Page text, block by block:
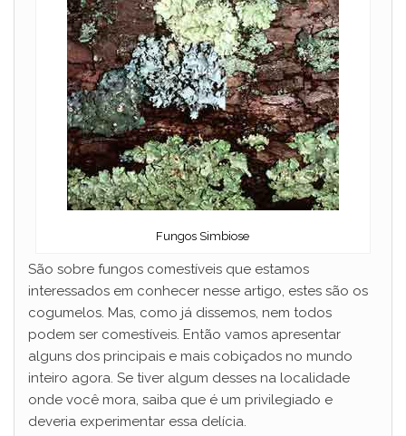
Fungos Simbiose
São sobre fungos comestíveis que estamos
interessados ​​em conhecer nesse artigo, estes são os
cogumelos. Mas, como já dissemos, nem todos
podem ser comestíveis. Então vamos apresentar
alguns dos principais e mais cobiçados no mundo
inteiro agora. Se tiver algum desses na localidade
onde você mora, saiba que é um privilegiado e
deveria experimentar essa delícia.